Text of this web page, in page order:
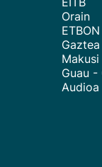
Orain
ETBON
Gaztea
Makusi
Guau -
Audioa